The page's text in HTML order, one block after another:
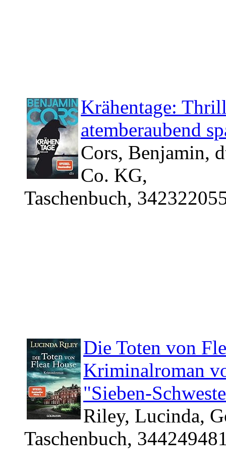
Krähentage:
atemberaubend
Cors, Benjamin,
Co. KG,
Taschenbuch,
Die Toten von
Kriminalroman
"Sieben-
Riley, Lucinda,
Taschenbuch,